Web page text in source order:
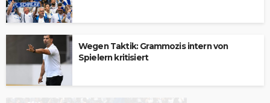
Wegen Taktik: Grammozis intern von
Spielern kritisiert